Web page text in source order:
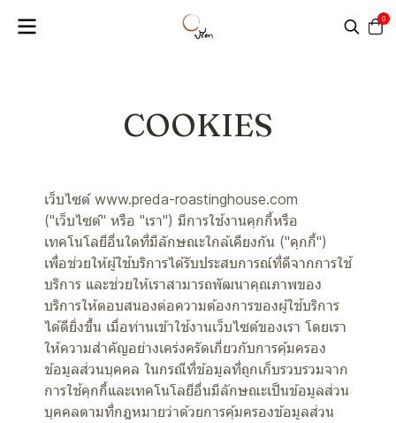
0
COOKIES
เว็บไซต์ www.preda-roastinghouse.com
("เว็บไซต์" หรือ "เรา") มีการใช้งานคุกกี้หรือ
เทคโนโลยีอื่นใดที่มีลักษณะใกล้เคียงกัน ("คุกกี้")
เพื่อช่วยให้ผู้ใช้บริการได้รับประสบการณ์ที่ดีจากการใช้
บริการ และช่วยให้เราสามารถพัฒนาคุณภาพของ
บริการให้ตอบสนองต่อความต้องการของผู้ใช้บริการ
ได้ดียิ่งขึ้น เมื่อท่านเข้าใช้งานเว็บไซต์ของเรา โดยเรา
ให้ความสำคัญอย่างเคร่งครัดเกี่ยวกับการคุ้มครอง
ข้อมูลส่วนบุคคล ในกรณีที่ข้อมูลที่ถูกเก็บรวบรวมจาก
การใช้คุกกี้และเทคโนโลยีอื่นมีลักษณะเป็นข้อมูลส่วน
บุคคลตามที่กฎหมายว่าด้วยการคุ้มครองข้อมูลส่วน